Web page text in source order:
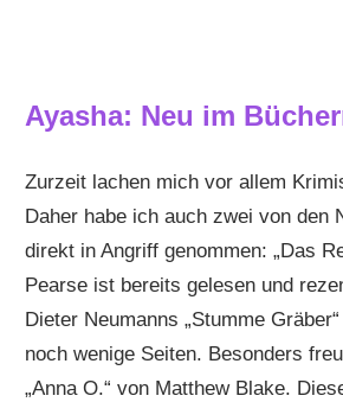
Ayasha: Neu im
Zurzeit lachen mich vor allem
Daher habe ich auch zwei von den
direkt in Angriff genommen: „Das
Pearse ist bereits gelesen und
Dieter Neumanns „Stumme
noch wenige Seiten. Besonders
„Anna O.“ von Matthew Blake.